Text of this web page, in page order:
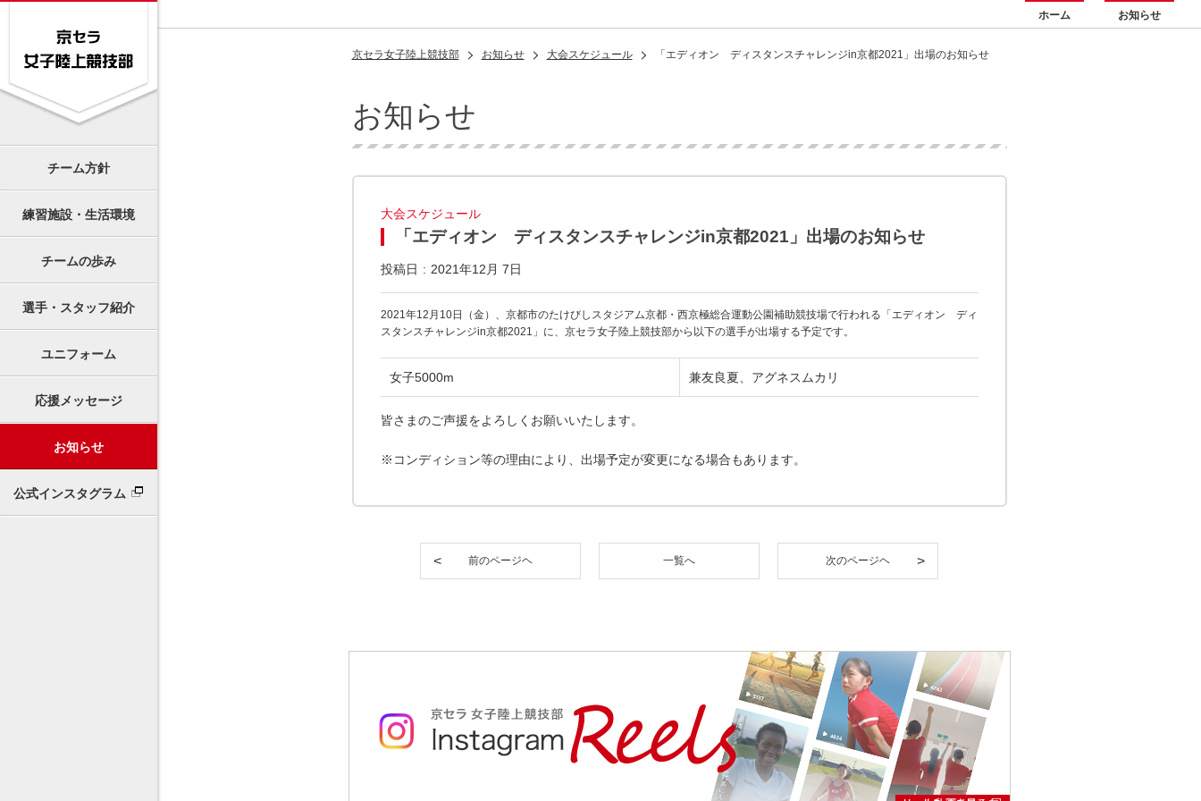
ホーム お知らせ
チーム方針
練習施設・生活環境
チームの歩み
選手・スタッフ紹介
ユニフォーム
応援メッセージ
お知らせ
公式インスタグラム
京セラ女子陸上競技部 お知らせ 大会スケジュール 「エディオン ディスタンスチャレンジin京都2021」出場のお知らせ
お知らせ
大会スケジュール
「エディオン ディスタンスチャレンジin京都2021」出場のお知らせ
投稿日 2021年12月 7日
2021年12月10日（金）、京都市のたけびしスタジアム京都・西京極総合運動公園補助競技場で行われる「エディオン ディ
スタンスチャレンジin京都2021」に、京セラ女子陸上競技部から以下の選手が出場する予定です。
女子5000m 兼友良夏、アグネスムカリ
皆さまのご声援をよろしくお願いいたします。
※コンディション等の理由により、出場予定が変更になる場合もあります。
前のページヘ 一覧へ 次のページヘ